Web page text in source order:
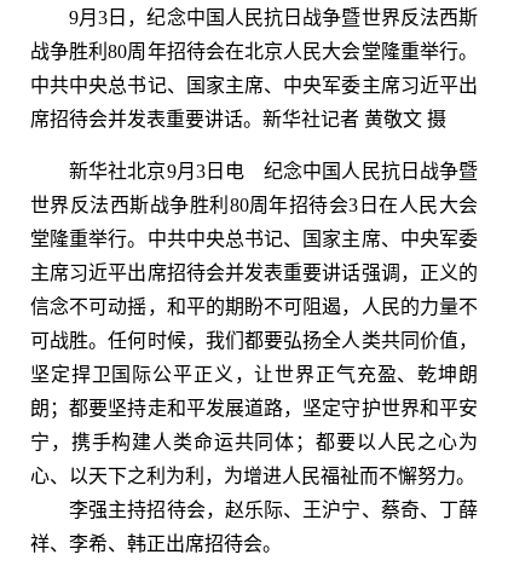
9月3日，纪念中国人民抗日战争暨世界反法西斯
战争胜利80周年招待会在北京人民大会堂隆重举行。
中共中央总书记、国家主席、中央军委主席习近平出
席招待会并发表重要讲话。新华社记者 黄敬文 摄
新华社北京9月3日电 纪念中国人民抗日战争暨
世界反法西斯战争胜利80周年招待会3日在人民大会
堂隆重举行。中共中央总书记、国家主席、中央军委
主席习近平出席招待会并发表重要讲话强调，正义的
信念不可动摇，和平的期盼不可阻遏，人民的力量不
可战胜。任何时候，我们都要弘扬全人类共同价值，
坚定捍卫国际公平正义，让世界正气充盈、乾坤朗
朗；都要坚持走和平发展道路，坚定守护世界和平安
宁，携手构建人类命运共同体；都要以人民之心为
心、以天下之利为利，为增进人民福祉而不懈努力。
李强主持招待会，赵乐际、王沪宁、蔡奇、丁薛
祥、李希、韩正出席招待会。